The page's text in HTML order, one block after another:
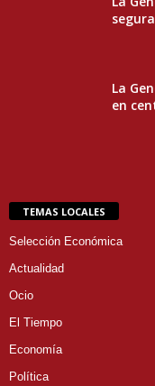
La
en
TEMAS LOCALES
Selección Económica
Actualidad
Ocio
El Tiempo
Economía
Política